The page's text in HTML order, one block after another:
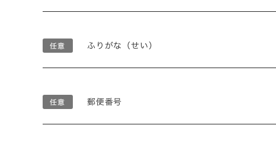
ふりがな（せい）
郵便番号